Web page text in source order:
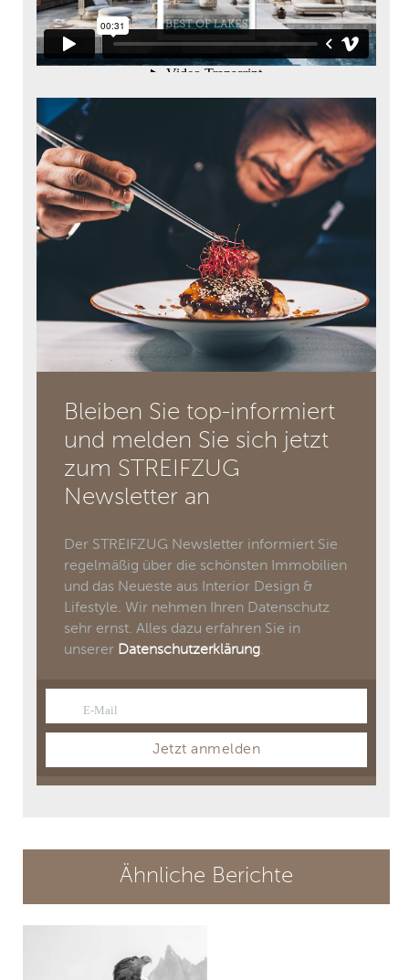
Bleiben Sie top-informiert
und melden Sie sich jetzt
zum STREIFZUG
Newsletter an
Der STREIFZUG Newsletter informiert Sie
regelmäßig über die schönsten Immobilien
und das Neueste aus Interior Design &
Lifestyle. Wir nehmen Ihren Datenschutz
sehr ernst. Alles dazu erfahren Sie in
unserer Datenschutzerklärung.
EmailE-Mail
Jetzt anmelden
Ähnliche Berichte